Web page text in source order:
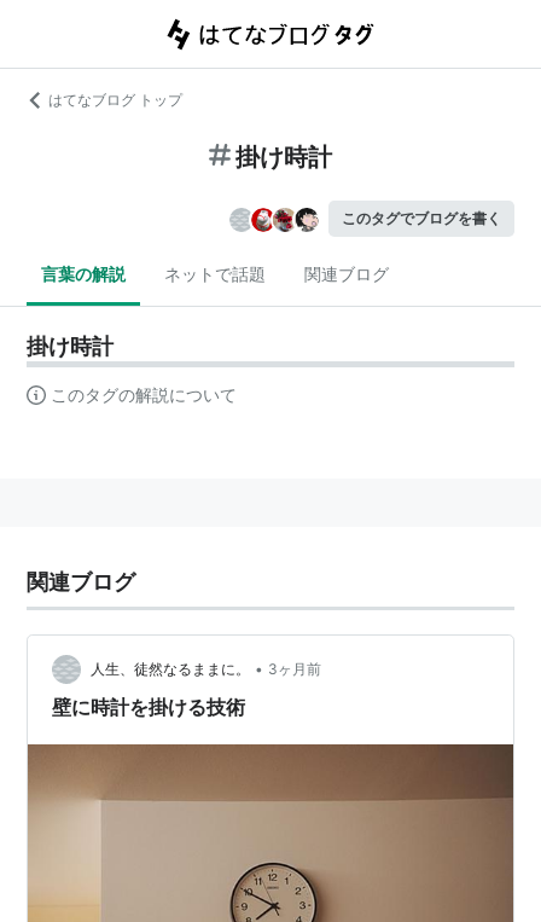
はてなブログ トップ
掛け時計
このタグでブログを書く
言葉の解説 ネットで話題 関連ブログ
掛け時計
このタグの解説について
関連ブログ
人生、徒然なるままに。 • 3ヶ月前
壁に時計を掛ける技術